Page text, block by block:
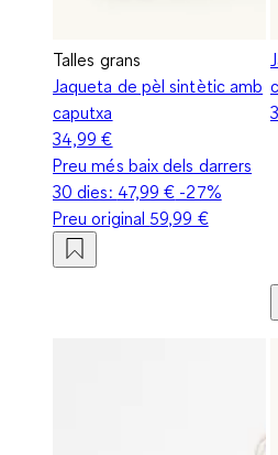
Talles grans
Jaqueta de pèl sintètic amb
caputxa
34,99 €
Preu més baix dels darrers
30 dies: 47,99 € -27%
Preu original 59,99 €